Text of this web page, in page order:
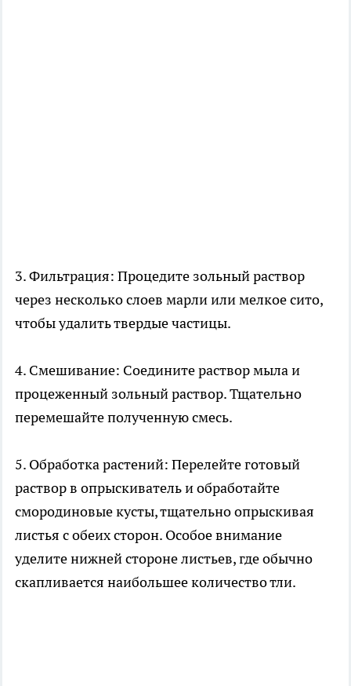
3. Фильтрация: Процедите зольный раствор
через несколько слоев марли или мелкое сито,
чтобы удалить твердые частицы.
4. Смешивание: Соедините раствор мыла и
процеженный зольный раствор. Тщательно
перемешайте полученную смесь.
5. Обработка растений: Перелейте готовый
раствор в опрыскиватель и обработайте
смородиновые кусты, тщательно опрыскивая
листья с обеих сторон. Особое внимание
уделите нижней стороне листьев, где обычно
скапливается наибольшее количество тли.